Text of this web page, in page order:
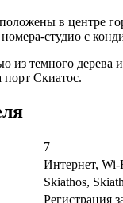
в центре
номера-студио с
из темного
Скиатос.
7
Интернет, Wi-
Skiathos,
Регистрация